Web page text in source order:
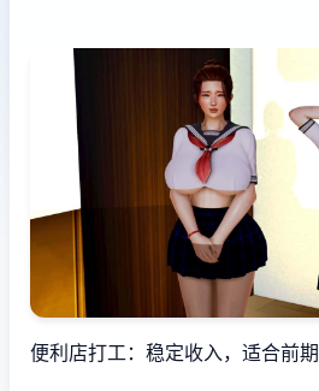
便利店打工：稳定收入，适合前期